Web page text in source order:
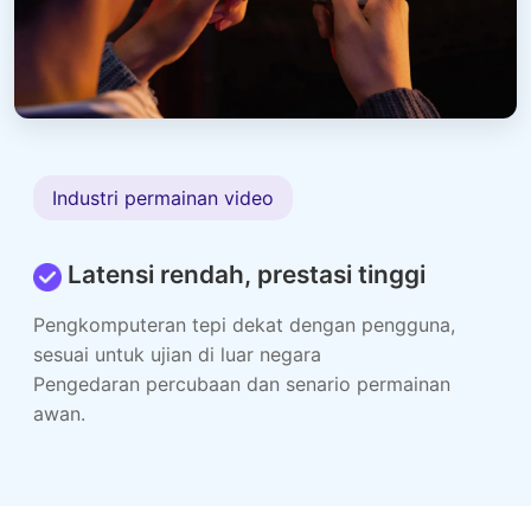
Industri permainan video
Latensi rendah, prestasi tinggi
Pengkomputeran tepi dekat dengan pengguna,
sesuai untuk ujian di luar negara
Pengedaran percubaan dan senario permainan
awan.